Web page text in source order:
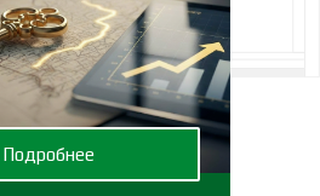
Подробнее